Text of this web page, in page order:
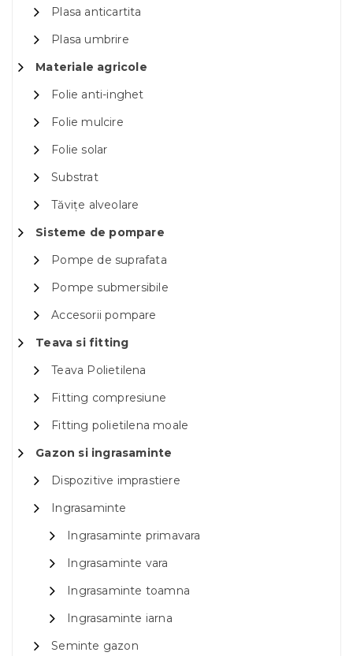
Plasa anticartita
Plasa umbrire
Materiale agricole
Folie anti-inghet
Folie mulcire
Folie solar
Substrat
Tăvițe alveolare
Sisteme de pompare
Pompe de suprafata
Pompe submersibile
Accesorii pompare
Teava si fitting
Teava Polietilena
Fitting compresiune
Fitting polietilena moale
Gazon si ingrasaminte
Dispozitive imprastiere
Ingrasaminte
Ingrasaminte primavara
Ingrasaminte vara
Ingrasaminte toamna
Ingrasaminte iarna
Seminte gazon